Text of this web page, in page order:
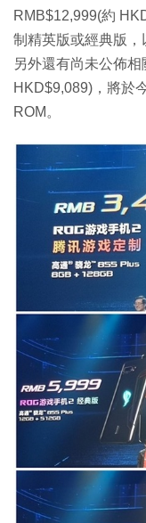
RMB$12,999(約
制精英版或經典版，
另外還有尚未公佈
HKD$9,089)，將於
ROM。